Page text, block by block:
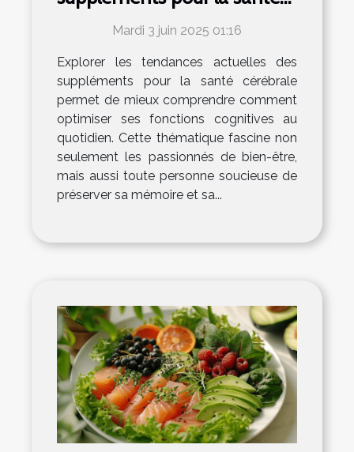
cérébraleMardi 3 juin 2025 01:16
Explorer les tendances actuelles des
suppléments pour la santé cérébrale
permet de mieux comprendre comment
optimiser ses fonctions cognitives au
quotidien. Cette thématique fascine non
seulement les passionnés de bien-être,
mais aussi toute personne soucieuse de
préserver sa mémoire et sa...